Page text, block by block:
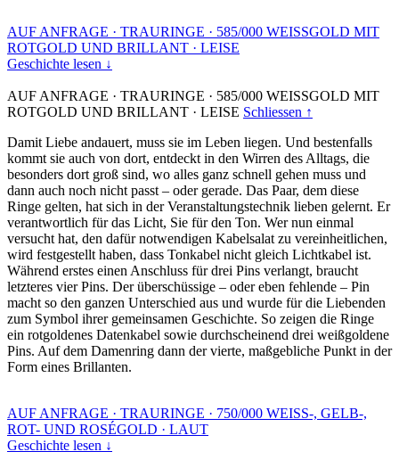
AUF ANFRAGE · TRAURINGE · 585/000 WEISSGOLD MIT
ROTGOLD UND BRILLANT · LEISE
Geschichte lesen ↓
AUF ANFRAGE · TRAURINGE · 585/000 WEISSGOLD MIT
ROTGOLD UND BRILLANT · LEISE Schliessen ↑
Damit Liebe andauert, muss sie im Leben liegen. Und bestenfalls
kommt sie auch von dort, entdeckt in den Wirren des Alltags, die
besonders dort groß sind, wo alles ganz schnell gehen muss und
dann auch noch nicht passt – oder gerade. Das Paar, dem diese
Ringe gelten, hat sich in der Veranstaltungstechnik lieben gelernt. Er
verantwortlich für das Licht, Sie für den Ton. Wer nun einmal
versucht hat, den dafür notwendigen Kabelsalat zu vereinheitlichen,
wird festgestellt haben, dass Tonkabel nicht gleich Lichtkabel ist.
Während erstes einen Anschluss für drei Pins verlangt, braucht
letzteres vier Pins. Der überschüssige – oder eben fehlende – Pin
macht so den ganzen Unterschied aus und wurde für die Liebenden
zum Symbol ihrer gemeinsamen Geschichte. So zeigen die Ringe
ein rotgoldenes Datenkabel sowie durchscheinend drei weißgoldene
Pins. Auf dem Damenring dann der vierte, maßgebliche Punkt in der
Form eines Brillanten.
AUF ANFRAGE · TRAURINGE · 750/000 WEISS-, GELB-,
ROT- UND ROSÉGOLD · LAUT
Geschichte lesen ↓